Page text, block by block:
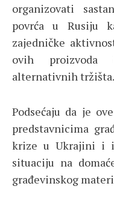
organizovati
povrća u Rusiju
zajedničke
ovih proizvoda
alternativnih tržišta.
Podsećaju da je
predstavnicima
krize u Ukrajini i
situaciju na
građevinskog